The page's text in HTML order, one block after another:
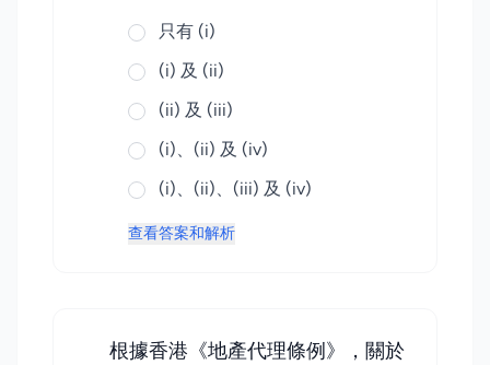
只有 (i)
(i) 及 (ii)
(ii) 及 (iii)
(i)、(ii) 及 (iv)
(i)、(ii)、(iii) 及 (iv)
查看答案和解析
根據香港《地產代理條例》，關於